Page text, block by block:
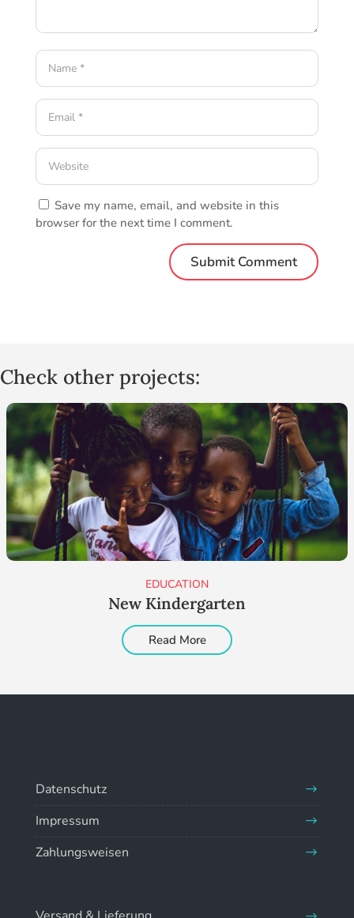
Save my name, email, and website in this
browser for the next time I comment.
Check other projects:
EDUCATION
New Kindergarten
Read More
Datenschutz
Impressum
Zahlungsweisen